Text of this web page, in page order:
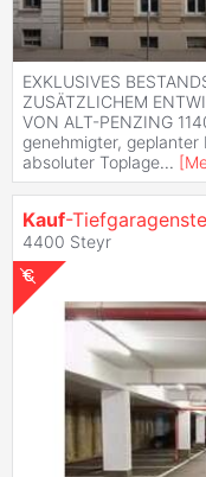
EXKLUSIVES
ZUSÄTZLICHEM
VON ALT-PENZING
genehmigter,
absoluter Toplage... [
Kauf-
4400 Steyr